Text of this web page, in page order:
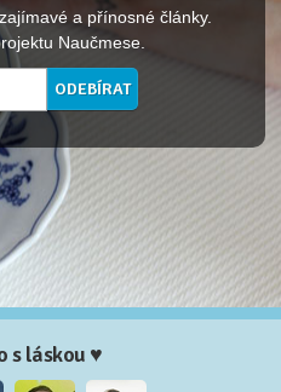
a přínosné články.
Naučmese.
s láskou ♥